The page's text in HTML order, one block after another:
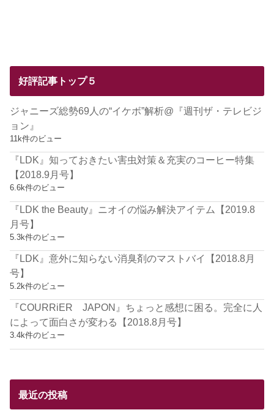
好評記事トップ５
ジャニーズ総勢69人の“イケボ”解析@『週刊ザ・テレビジ
ョン』
11k件のビュー
『LDK』知っておきたい害虫対策＆充実のコーヒー特集
【2018.9月号】
6.6k件のビュー
『LDK the Beauty』ニオイの悩み解決アイテム【2019.8
月号】
5.3k件のビュー
『LDK』意外に知らない消臭剤のマストバイ【2018.8月
号】
5.2k件のビュー
『COURRiER JAPON』ちょっと感想に困る。完全に人
によって面白さが変わる【2018.8月号】
3.4k件のビュー
最近の投稿